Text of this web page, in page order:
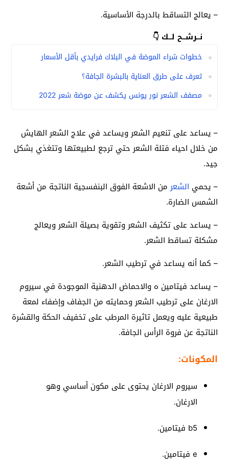
– يعالج التساقط بالدرجة الأساسية.
نــرشــح لــك 👇
خطوات شراء الموضة في البلاك فرايدي بأقل الأسعار
تعرف على طرق العناية بالبشرة الجافة؟
مصفف الشعر نور يونس يكشف عن موضة شعر 2022
– يساعد على تنعيم الشعر ويساعد في علاج الشعر الهايش
من خلال احياء فتلة الشعر حتي ترجع لطبيعتها وتتغذي بشكل
جيد.
– يحمي الشعرمن الاشعة الفوق البنفسجية الناتجة من أشعة
الشمس الضارة.
– يساعد على تكثيف الشعر وتقوية بصيلة الشعر ويعالج
مشكلة تساقط الشعر.
– كما أنه يساعد في ترطيب الشعر.
– يساعد فيتامين ه والاحماض الدهنية الموجودة في سيروم
الارغان على ترطيب الشعر وحمايته من الجفاف وإضفاء لمعة
طبيعية عليه ويعمل تاثيرة المرطب على تخفيف الحكة والقشرة
الناتجة عن فروة الرأس الجافة.
المكونات:
سيروم الارغان يحتوى على مكون أساسي وهو
الارغان.
b5 فيتامين.
e فيتامين.